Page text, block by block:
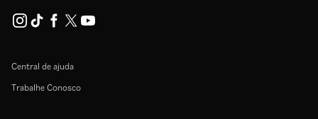
Central de ajuda
Trabalhe Conosco